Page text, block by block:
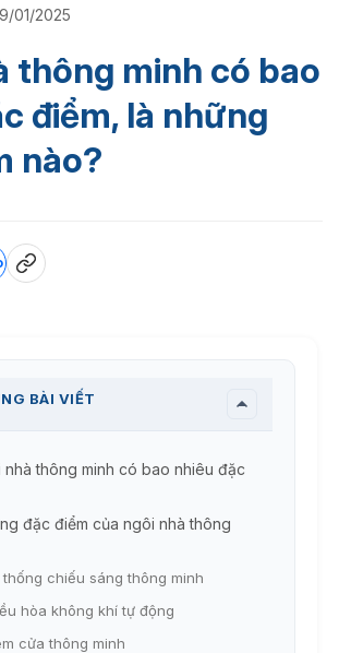
01/2025
thông minh có bao
điểm, là những
nào?
BÀI VIẾT
nhà thông minh có bao nhiêu đặc
đặc điểm của ngôi nhà thông
thống chiếu sáng thông minh
hòa không khí tự động
cửa thông minh